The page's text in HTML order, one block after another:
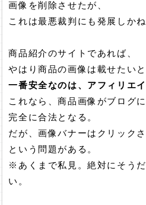
画像を削除させたが、
これは最悪裁判にも発展しか
商品紹介のサイトであれば、
やはり商品の画像は載せたいと
一番安全なのは、アフィリエ
これなら、商品画像がブログに
完全に合法となる。
だが、画像バナーはクリックさ
という問題がある。
※あくまで私見。絶対にそう
い。